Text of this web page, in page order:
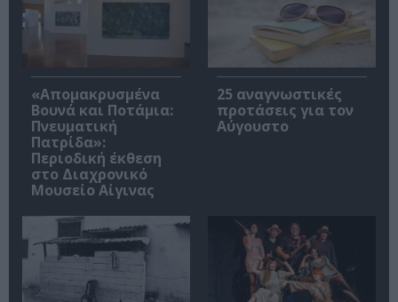
«Απομακρυσμένα
Βουνά και Ποτάμια:
Πνευματική
Πατρίδα»:
Περιοδική έκθεση
στο Διαχρονικό
Μουσείο Αίγινας
25 αναγνωστικές
προτάσεις για τον
Αύγουστο